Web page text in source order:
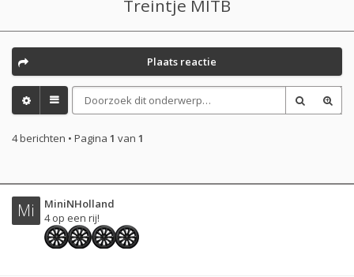
Treintje MITB
Plaats reactie
4 berichten • Pagina 1 van 1
Mi
MiniNHolland
4 op een rij!